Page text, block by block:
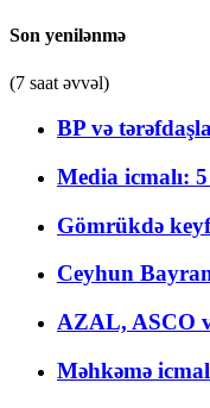
Son yenilənmə
(7 saat əvvəl)
BP və
Media icmalı:
Gömrükdə
Ceyhun
AZAL, ASCO
Məhkəmə